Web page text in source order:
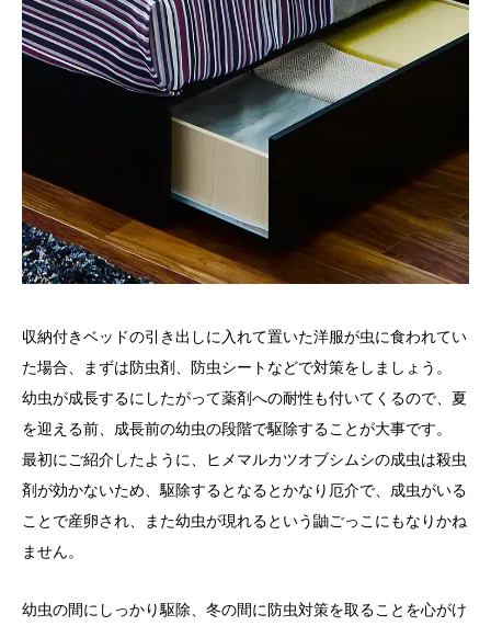
収納付きベッドの引き出しに入れて置いた洋服が虫に食われてい
た場合、まずは防虫剤、防虫シートなどで対策をしましょう。
幼虫が成長するにしたがって薬剤への耐性も付いてくるので、夏
を迎える前、成長前の幼虫の段階で駆除することが大事です。
最初にご紹介したように、ヒメマルカツオブシムシの成虫は殺虫
剤が効かないため、駆除するとなるとかなり厄介で、成虫がいる
ことで産卵され、また幼虫が現れるという鼬ごっこにもなりかね
ません。
幼虫の間にしっかり駆除、冬の間に防虫対策を取ることを心がけ